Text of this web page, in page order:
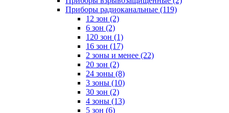
Приборы радиоканальные (119)
12 зон (2)
6 зон (2)
120 зон (1)
16 зон (17)
2 зоны и менее (22)
20 зон (2)
24 зоны (8)
3 зоны (10)
30 зон (2)
4 зоны (13)
5 зон (6)